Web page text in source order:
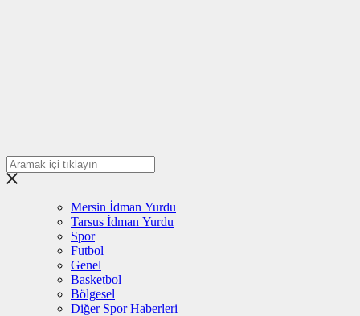
Mersin İdman Yurdu
Tarsus İdman Yurdu
Spor
Futbol
Genel
Basketbol
Bölgesel
Diğer Spor Haberleri